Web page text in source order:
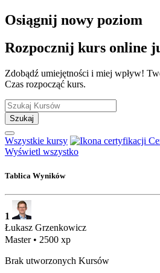
Osiągnij nowy poziom
Rozpocznij kurs online
Zdobądź umiejętności i miej wpływ!
Czas rozpocząć kurs.
Szukaj
Wszystkie kursy
Wyświetl wszystko
Tablica Wyników
1
Łukasz Grzenkowicz
Master • 2500 xp
Brak utworzonych Kursów